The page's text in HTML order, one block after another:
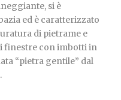
si è
ed è caratterizzato
di pietrame e
finestre con imbotti in
“pietra gentile” dal